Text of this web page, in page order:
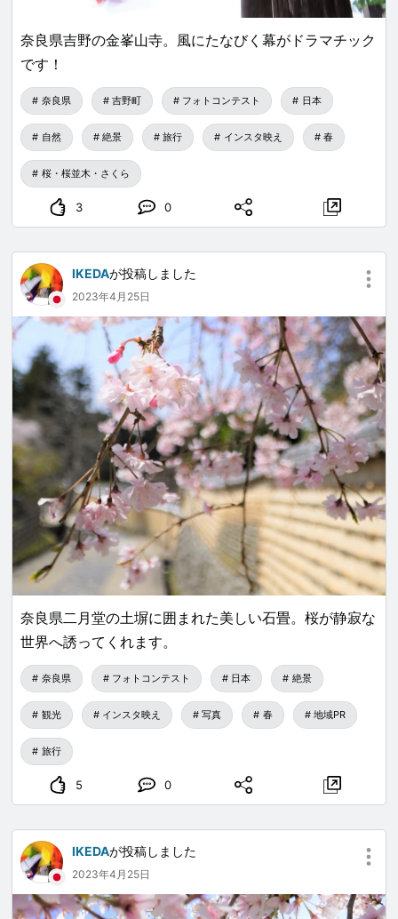
奈良県吉野の金峯山寺。風にたなびく幕がドラマチック
です！
奈良県 吉野町 フォトコンテスト 日本
自然 絶景 旅行 インスタ映え 春
桜・桜並木・さくら
3 0
IKEDAが投稿しました
2023年4月25日
奈良県二月堂の土塀に囲まれた美しい石畳。桜が静寂な
世界へ誘ってくれます。
奈良県 フォトコンテスト 日本 絶景
観光 インスタ映え 写真 春 地域PR
旅行
5 0
IKEDAが投稿しました
2023年4月25日